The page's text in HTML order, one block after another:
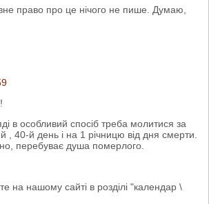
право про це нічого не пише. Думаю,
в особливий спосіб треба молитися за
, 40-й день і на 1 річницю від дня смерти.
перебуває душа померлого.
на нашому сайті в розділі "календар \